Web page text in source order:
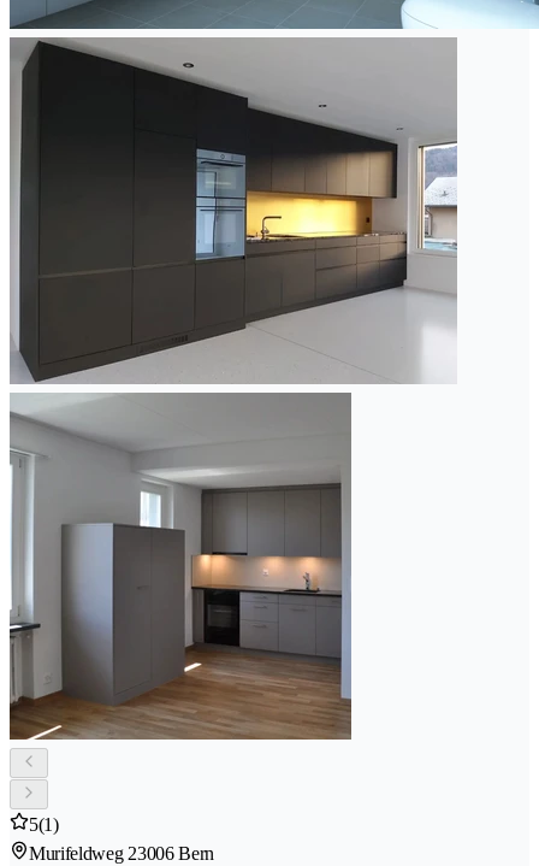
5(1)
Murifeldweg 23006 Bern